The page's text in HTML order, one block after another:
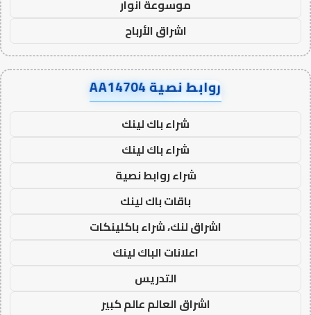
موسوعة انوار
اشراق الأرباح
روابط نصية AA14704
شراء باك لينك
شراء باك لينك
شراء روابط نصية
باقات باك لينك
اشراق لنك، شراء باكلينكات
اعلانات الباك لينك
التدريس
اشراق العالم عالم كبير